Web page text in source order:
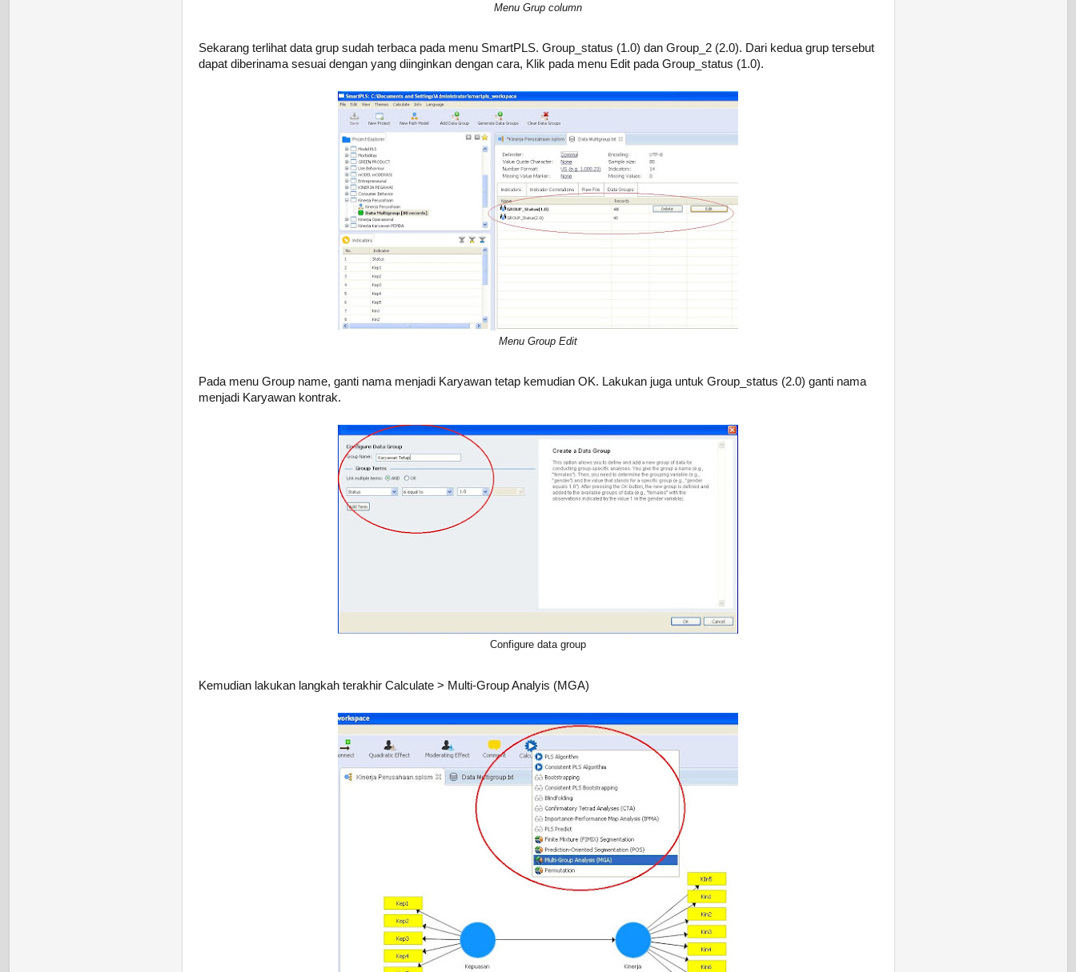
Menu Grup column
Sekarang terlihat data grup sudah terbaca pada menu SmartPLS. Group_status (1.0) dan Group_2 (2.0). Dari kedua grup tersebut
dapat diberinama sesuai dengan yang diinginkan dengan cara, Klik pada menu Edit pada Group_status (1.0).
Menu Group Edit
Pada menu Group name, ganti nama menjadi Karyawan tetap kemudian OK. Lakukan juga untuk Group_status (2.0) ganti nama
menjadi Karyawan kontrak.
Configure data group
Kemudian lakukan langkah terakhir Calculate > Multi-Group Analyis (MGA)